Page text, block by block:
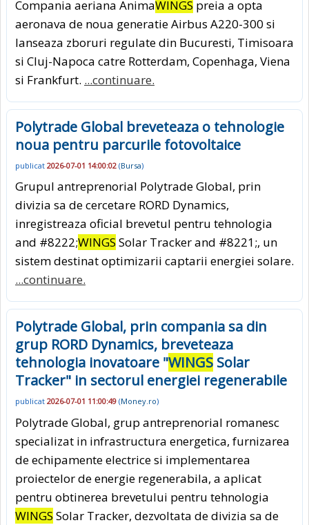
Compania aeriana AnimaWINGS preia a opta
aeronava de noua generatie Airbus A220-300 si
lanseaza zboruri regulate din Bucuresti, Timisoara
si Cluj-Napoca catre Rotterdam, Copenhaga, Viena
si Frankfurt. ...continuare.
Polytrade Global breveteaza o tehnologie
noua pentru parcurile fotovoltaice
publicat 2026-07-01 14:00:02 (Bursa)
Grupul antreprenorial Polytrade Global, prin
divizia sa de cercetare RORD Dynamics,
inregistreaza oficial brevetul pentru tehnologia
and #8222;WINGS Solar Tracker and #8221;, un
sistem destinat optimizarii captarii energiei solare.
...continuare.
Polytrade Global, prin compania sa din
grup RORD Dynamics, breveteaza
tehnologia inovatoare "WINGS Solar
Tracker" in sectorul energiei regenerabile
publicat 2026-07-01 11:00:49 (Money.ro)
Polytrade Global, grup antreprenorial romanesc
specializat in infrastructura energetica, furnizarea
de echipamente electrice si implementarea
proiectelor de energie regenerabila, a aplicat
pentru obtinerea brevetului pentru tehnologia
WINGS Solar Tracker, dezvoltata de divizia sa de